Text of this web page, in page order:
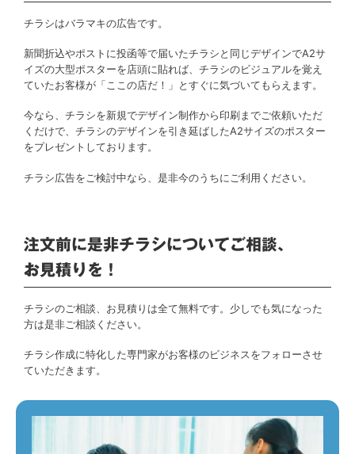
チラシはバラマキの広告です。
新聞折込やポストに投函等で届いたチラシと同じデザインでA2サ
イズの大型ポスターを店頭に貼れば、チラシのビジュアルを覚え
ていたお客様が「ここの店だ！」とすぐに気づいてもらえます。
今なら、チラシを新規でデザイン制作から印刷までご依頼いただ
くだけで、チラシのデザインを引き延ばしたA2サイズのポスター
をプレゼントしております。
チラシ広告をご検討中なら、是非今のうちにご利用ください。
注文前に是非チラシについてご相談、
お見積りを！
チラシのご相談、お見積りは全て無料です。少しでも気になった
方は是非ご相談ください。
チラシ作成に特化した専門家がお客様のビジネスをフォローさせ
ていただきます。